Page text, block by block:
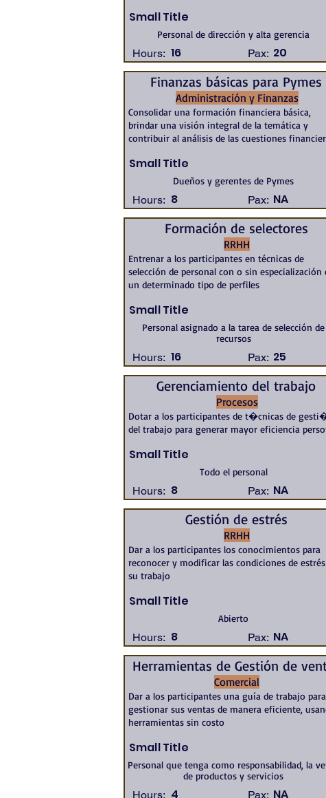
Small Title
Personal de dirección y alta gerencia
Hours: 16 Pax: 20
Finanzas básicas para Pymes
Administración y Finanzas
Consolidar una formación financiera básica,
brindar una visión integral de la temática y
contribuir al análisis de las cuestiones
Small Title
Dueños y gerentes de Pymes
Hours: 8 Pax: NA
Formación de selectores
RRHH
Entrenar a los participantes en técnicas de
selección de personal con o sin especialización
un determinado tipo de perfiles
Small Title
Personal asignado a la tarea de selección de
recursos
Hours: 16 Pax: 25
Gerenciamiento del trabajo
Procesos
Dotar a los participantes de t�cnicas de
del trabajo para generar mayor eficiencia
Small Title
Todo el personal
Hours: 8 Pax: NA
Gestión de estrés
RRHH
Dar a los participantes los conocimientos para
reconocer y modificar las condiciones de
su trabajo
Small Title
Abierto
Hours: 8 Pax: NA
Herramientas de Gestión de
Comercial
Dar a los participantes una guía de trabajo para
gestionar sus ventas de manera eficiente,
herramientas sin costo
Small Title
Personal que tenga como responsabilidad, la
de productos y servicios
Hours: 4 Pax: NA